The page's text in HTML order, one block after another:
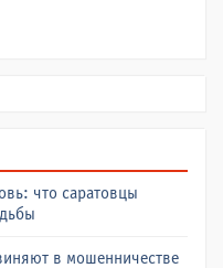
что саратовцы
в мошенничестве